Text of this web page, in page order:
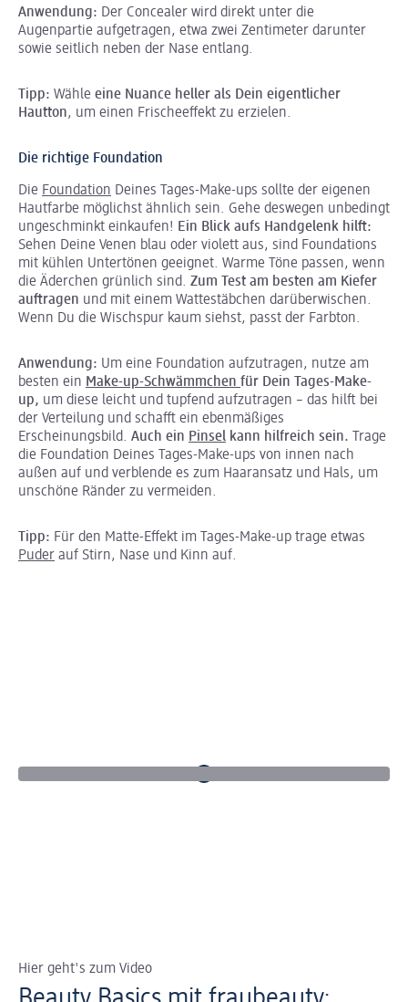
Anwendung: Der Concealer wird direkt unter die
Augenpartie aufgetragen, etwa zwei Zentimeter darunter
sowie seitlich neben der Nase entlang.
Tipp: Wähle eine Nuance heller als Dein eigentlicher
Hautton, um einen Frischeeffekt zu erzielen.
Die richtige Foundation
Die Foundation Deines Tages-Make-ups sollte der eigenen
Hautfarbe möglichst ähnlich sein. Gehe deswegen unbedingt
ungeschminkt einkaufen! Ein Blick aufs Handgelenk hilft:
Sehen Deine Venen blau oder violett aus, sind Foundations
mit kühlen Untertönen geeignet. Warme Töne passen, wenn
die Äderchen grünlich sind. Zum Test am besten am Kiefer
auftragen und mit einem Wattestäbchen darüberwischen.
Wenn Du die Wischspur kaum siehst, passt der Farbton.
Anwendung: Um eine Foundation aufzutragen, nutze am
besten ein Make-up-Schwämmchen für Dein Tages-Make-
up, um diese leicht und tupfend aufzutragen – das hilft bei
der Verteilung und schafft ein ebenmäßiges
Erscheinungsbild. Auch ein Pinsel kann hilfreich sein. Trage
die Foundation Deines Tages-Make-ups von innen nach
außen auf und verblende es zum Haaransatz und Hals, um
unschöne Ränder zu vermeiden.
Tipp: Für den Matte-Effekt im Tages-Make-up trage etwas
Puder auf Stirn, Nase und Kinn auf.
Hier geht's zum Video